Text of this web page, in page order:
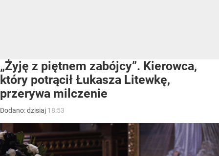
„Żyję z piętnem zabójcy”. Kierowca,
który potrącił Łukasza Litewkę,
przerywa milczenie
Dodano:dzisiaj 18:53